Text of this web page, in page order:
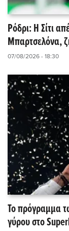
Ρόδρι: Η Σίτι
Μπαρτσελόνα,
07/08/2026 - 18:30
Το πρόγραμμα
γύρου στο